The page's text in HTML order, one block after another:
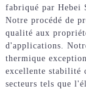
fabriqué par Hebei
Notre procédé de
qualité aux
d'applications.
thermique
excellente stabilité
secteurs tels que